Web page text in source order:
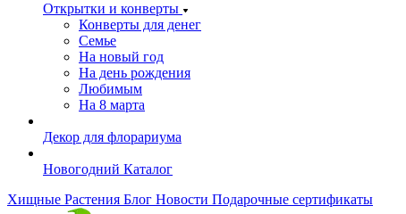
Открытки и конверты
Конверты для денег
Семье
На новый год
На день рождения
Любимым
На 8 марта
Декор для флорариума
Новогодний Каталог
Хищные Растения Блог Новости Подарочные сертификаты